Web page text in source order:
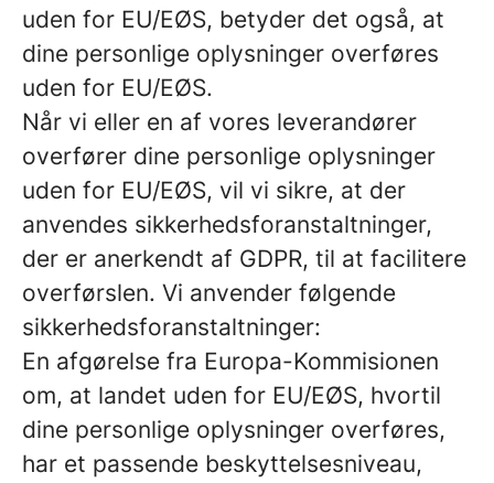
uden for EU/EØS, betyder det også, at
dine personlige oplysninger overføres
uden for EU/EØS.
Når vi eller en af vores leverandører
overfører dine personlige oplysninger
uden for EU/EØS, vil vi sikre, at der
anvendes sikkerhedsforanstaltninger,
der er anerkendt af GDPR, til at facilitere
overførslen. Vi anvender følgende
sikkerhedsforanstaltninger:
En afgørelse fra Europa-Kommisionen
om, at landet uden for EU/EØS, hvortil
dine personlige oplysninger overføres,
har et passende beskyttelsesniveau,